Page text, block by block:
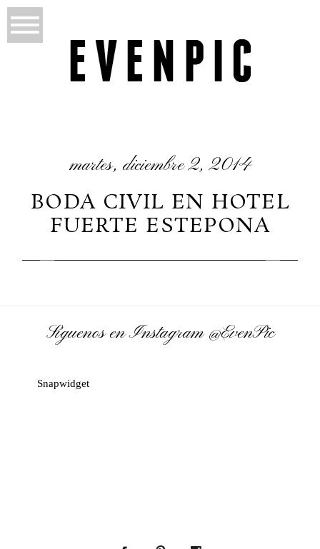
martes, diciembre 2, 2014
BODA CIVIL EN HOTEL
FUERTE ESTEPONA
Síguenos en Instagram@EvenPic
Snapwidget